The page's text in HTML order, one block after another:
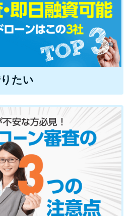
ージ一覧
探す
ードローンを選ぶべき4つ
期間を利用して利息0円で
借りる3つのポイント
特徴別一覧
たい